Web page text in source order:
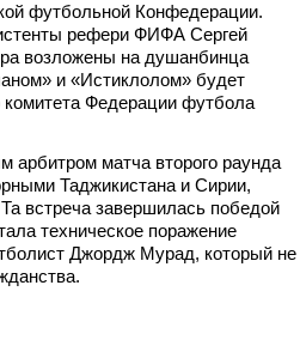
футбольной Конфедерации.
рефери ФИФА Сергей
возложены на душанбинца
и «Истиклолом» будет
комитета Федерации футбола
матча второго раунда
Таджикистана и Сирии,
встреча завершилась победой
техническое поражение
Джордж Мурад, который не